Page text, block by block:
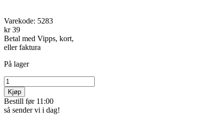
Varekode: 5283
kr 39
Betal med Vipps, kort,
eller faktura
På lager
Kjøp
Bestill før 11:00
så sender vi i dag!